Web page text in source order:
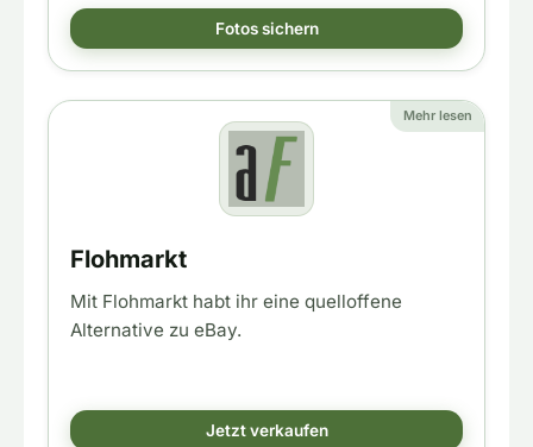
Fotos sichern
Mehr lesen
Flohmarkt
Mit Flohmarkt habt ihr eine quelloffene
Alternative zu eBay.
Jetzt verkaufen